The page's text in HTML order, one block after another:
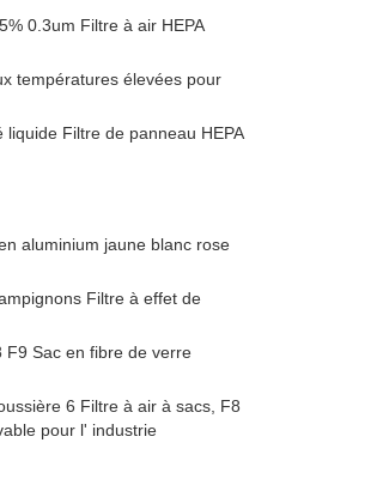
0.3um Filtre à air HEPA
températures élevées pour
liquide Filtre de panneau HEPA
aluminium jaune blanc rose
Filtre à effet de
F9 Sac en fibre de verre
6 Filtre à air à sacs, F8
pour l' industrie